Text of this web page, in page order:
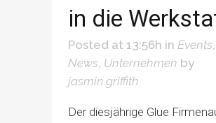
in die
Posted at 13:56h in Events,
News, Unternehmen by
jasmin.griffith
Der diesjährige Glue